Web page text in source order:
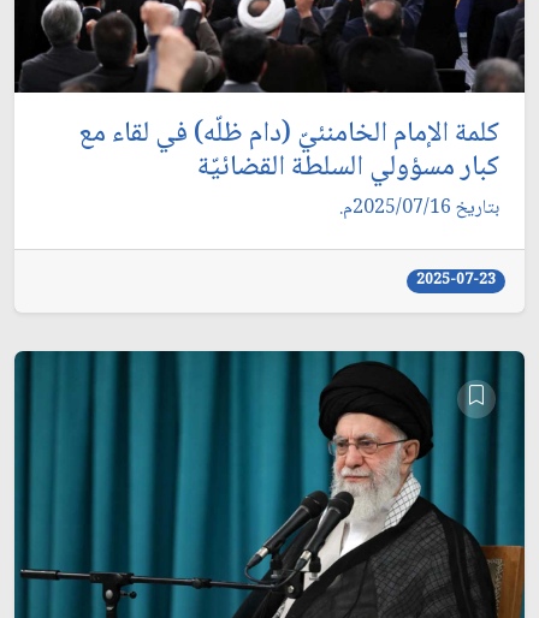
كلمة الإمام الخامنئيّ (دام ظلّه) في لقاء مع
كبار مسؤولي السلطة القضائيّة
بتاريخ 2025/07/16م.
2025-07-23